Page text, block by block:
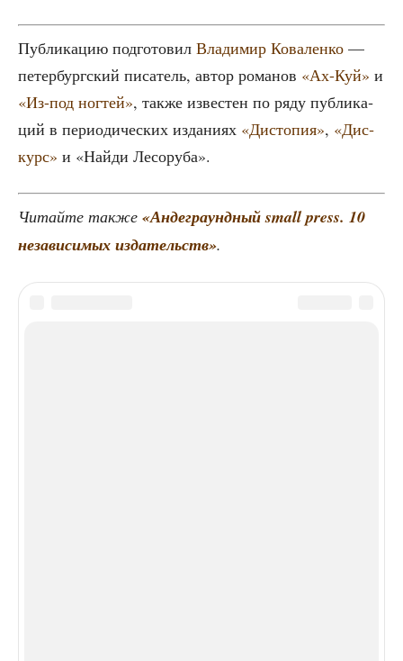
Пуб­ли­ка­цию под­го­то­вил Вла­ди­мир Кова­лен­ко —
петер­бург­ский писа­тель, автор рома­нов «Ах-Куй» и
«Из-под ног­тей», так­же изве­стен по ряду пуб­ли­ка­
ций в пери­о­ди­че­ских изда­ни­ях «Дисто­пия», «Дис­
курс» и «Най­ди Лесоруба».
Читай­те так­же «Анде­гра­унд­ный small press. 10
неза­ви­си­мых изда­тельств».